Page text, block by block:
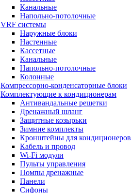
Канальные
Напольно-потолочные
VRF системы
Наружные блоки
Настенные
Кассетные
Канальные
Напольно-потолочные
Колонные
Компрессорно-конденсаторные блоки
Комплектующие к кондиционерам
Антивандальные решетки
Дренажный шланг
Защитные козырьки
Зимние комплекты
Кронштейны для кондиционеров
Кабель и провод
Wi-Fi модули
Пульты управления
Помпы дренажные
Панели
Сифоны